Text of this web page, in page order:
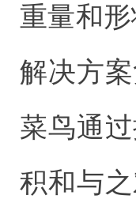
重量和
解决方
菜鸟通
积和与